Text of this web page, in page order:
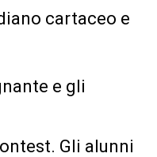
cartaceo e
e gli
Gli alunni